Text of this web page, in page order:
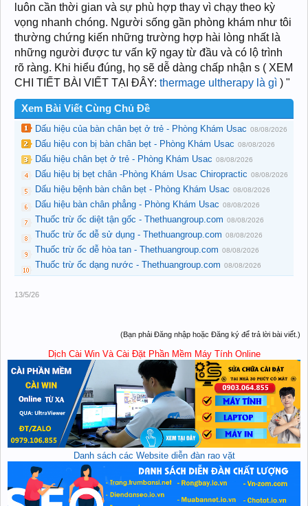
luôn cần thời gian và sự phù hợp thay vì chạy theo kỳ
vọng nhanh chóng. Người sống gần phòng khám như tôi
thường chứng kiến những trường hợp hài lòng nhất là
những người được tư vấn kỹ ngay từ đầu và có lộ trình
rõ ràng. Khi hiểu đúng, họ sẽ dễ dàng chấp nhận s ( XEM
CHI TIẾT BÀI VIẾT TẠI ĐÂY: thermage ultherapy là gì ) "
Xem Bài Viết Cùng Chủ Đề
Dấu hiệu của bàn chân bẹt ở trẻ - Phòng Khám Usac 08/08/2026
Dấu hiệu con bị bàn chân bẹt - Phòng Khám Usac 08/08/2026
Dấu hiệu chân bẹt ở trẻ - Phòng Khám Usac 08/08/2026
Dấu hiệu bị bẹt chân -Phòng Khám Usac Chiropractic 08/08/2026
Dấu hiệu bệnh bàn chân bẹt - Phòng Khám Usac 08/08/2026
Dấu hiệu bàn chân phẳng - Phòng Khám Usac 08/08/2026
Thuốc trừ ốc diệt tận gốc - Thethuangroup.com 08/08/2026
Thuốc trừ ốc dễ sử dụng - Thethuangroup.com 08/08/2026
Thuốc trừ ốc dễ hòa tan - Thethuangroup.com 08/08/2026
Thuốc trừ ốc dạng nước - Thethuangroup.com 08/08/2026
13/5/26
(Bạn phải Đăng nhập hoặc Đăng ký để trả lời bài viết.)
Dịch Cài Win Và Cài Đặt Phần Mềm Máy Tính Online
Danh sách các Website diễn đàn rao vặt